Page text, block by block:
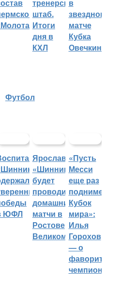
тренерский
штаб.
Итоги
дня в
КХЛ
в
звездном
матче
Кубка
Овечкина
Футбол
ЮФЛ
Ярославский
«Шинник»
будет
проводить
домашние
матчи в
Ростове
Великом
«Пусть
Месси
еще раз
поднимет
Кубок
мира»:
Илья
Горохов
— о
фаворитах
чемпионата